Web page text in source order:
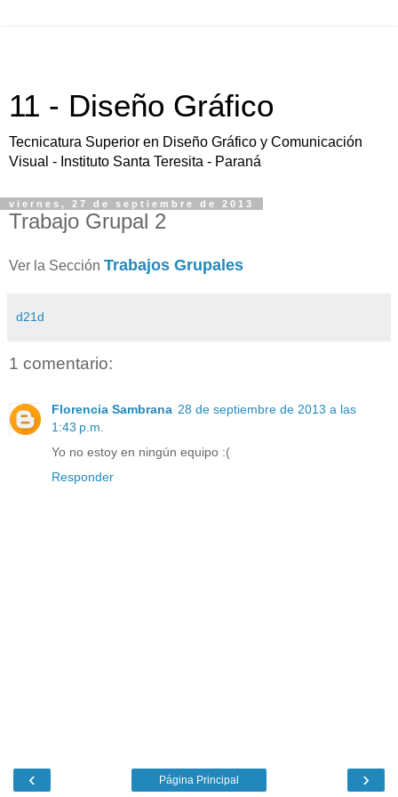
11 - Diseño Gráfico
Tecnicatura Superior en Diseño Gráfico y Comunicación
Visual - Instituto Santa Teresita - Paraná
viernes, 27 de septiembre de 2013
Trabajo Grupal 2
Ver la Sección Trabajos Grupales
d21d
1 comentario:
Florencia Sambrana 28 de septiembre de 2013 a las
1:43 p.m.
Yo no estoy en ningún equipo :(
Responder
‹ ›
Página Principal